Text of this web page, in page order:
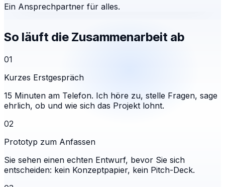
Ein Ansprechpartner für alles.
So läuft die Zusammenarbeit ab
01
Kurzes Erstgespräch
15 Minuten am Telefon. Ich höre zu, stelle Fragen, sage
ehrlich, ob und wie sich das Projekt lohnt.
02
Prototyp zum Anfassen
Sie sehen einen echten Entwurf, bevor Sie sich
entscheiden: kein Konzeptpapier, kein Pitch-Deck.